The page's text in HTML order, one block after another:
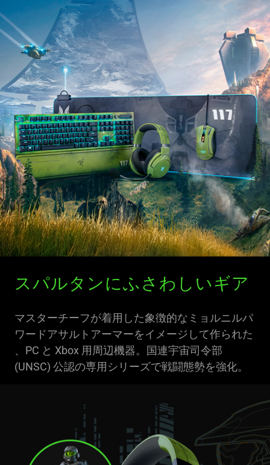
スパルタンにふさわしいギア
マスターチーフが着用した象徴的なミョルニルパ
ワードアサルトアーマーをイメージして作られた
、PC と Xbox 用周辺機器。国連宇宙司令部
(UNSC) 公認の専用シリーズで戦闘態勢を強化。